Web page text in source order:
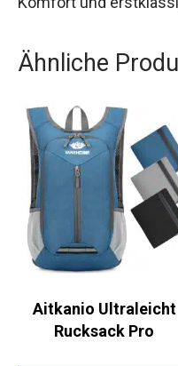
auch im leichten
höchsten Komfort
Ähnliche